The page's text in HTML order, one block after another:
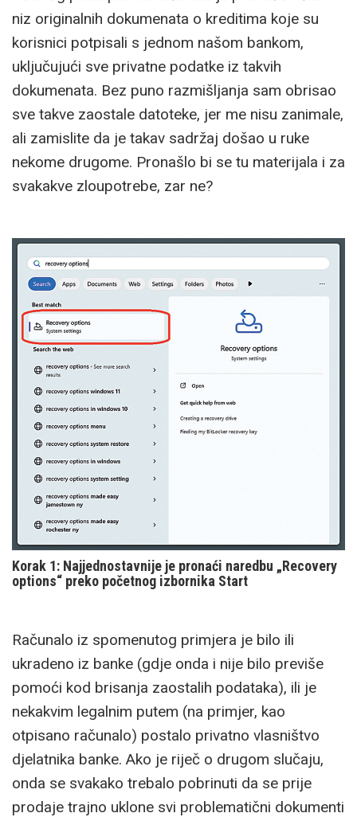
niz originalnih dokumenata o kreditima koje su
korisnici potpisali s jednom našom bankom,
uključujući sve privatne podatke iz takvih
dokumenata. Bez puno razmišljanja sam obrisao
sve takve zaostale datoteke, jer me nisu zanimale,
ali zamislite da je takav sadržaj došao u ruke
nekome drugome. Pronašlo bi se tu materijala i za
svakakve zloupotrebe, zar ne?
Korak 1: Najjednostavnije je pronaći naredbu „Recovery
options“ preko početnog izbornika Start
Računalo iz spomenutog primjera je bilo ili
ukradeno iz banke (gdje onda i nije bilo previše
pomoći kod brisanja zaostalih podataka), ili je
nekakvim legalnim putem (na primjer, kao
otpisano računalo) postalo privatno vlasništvo
djelatnika banke. Ako je riječ o drugom slučaju,
onda se svakako trebalo pobrinuti da se prije
prodaje trajno uklone svi problematični dokumenti